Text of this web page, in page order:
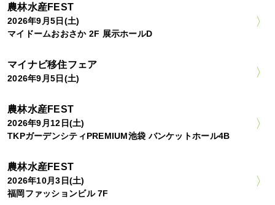
農林水産FEST
2026年9月5日(土)
マイドームおおさか 2F 展示ホールD
マイナビ移住フェア
2026年9月5日(土)
農林水産FEST
2026年9月12日(土)
TKPガーデンシティPREMIUM池袋 バンケットホール4B
農林水産FEST
2026年10月3日(土)
福岡ファッションビル 7F